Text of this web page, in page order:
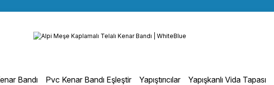
BÜTÜN ALIŞVERİŞLERİNİZDE KARGO BEDAVA!
KREDİ KARTINA 6 TAKSİT SEÇENEĞİ
Bandı Pvc Kenar Bandı Eşleştir Yapıştırıcılar Yapışkanlı Vida Tapası